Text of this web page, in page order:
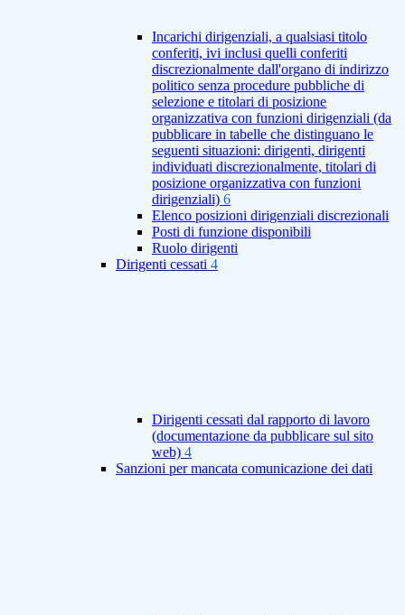
Incarichi dirigenziali, a qualsiasi titolo
conferiti, ivi inclusi quelli conferiti
discrezionalmente dall'organo di indirizzo
politico senza procedure pubbliche di
selezione e titolari di posizione
organizzativa con funzioni dirigenziali (da
pubblicare in tabelle che distinguano le
seguenti situazioni: dirigenti, dirigenti
individuati discrezionalmente, titolari di
posizione organizzativa con funzioni
dirigenziali) 6
Elenco posizioni dirigenziali discrezionali
Posti di funzione disponibili
Ruolo dirigenti
Dirigenti cessati 4
Dirigenti cessati dal rapporto di lavoro
(documentazione da pubblicare sul sito
web) 4
Sanzioni per mancata comunicazione dei dati